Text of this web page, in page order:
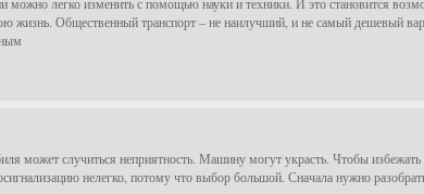
жизнь. Общественный транспорт – не наилучший, и не самый дешевый
может случиться неприятность. Машину могут украсть. Чтобы избежать
нелегко, потому что выбор большой. Сначала нужно